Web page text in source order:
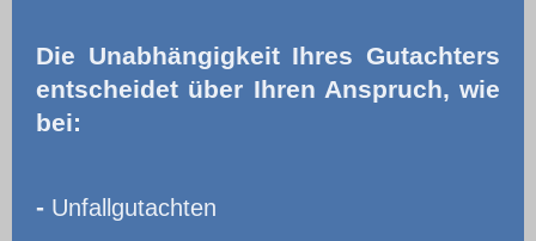
Die Unabhängigkeit Ihres Gutachters
entscheidet über Ihren Anspruch, wie
bei:
- Unfallgutachten